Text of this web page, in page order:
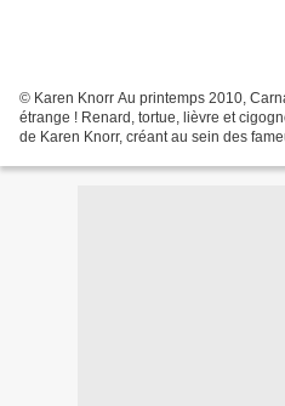
© Karen Knorr Au printemps 2010,
étrange ! Renard, tortue, lièvre et
de Karen Knorr, créant au sein des